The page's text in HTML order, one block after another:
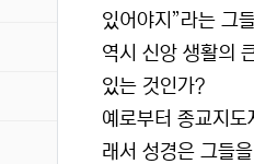
있어야지”라는 그
역시 신앙 생활의
있는 것인가?
예로부터 종교지
래서 성경은 그들